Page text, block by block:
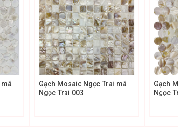
mã
+
Gạch Mosaic Ngọc Trai mã
Ngọc Trai 003
+
Gạch
Ngọc